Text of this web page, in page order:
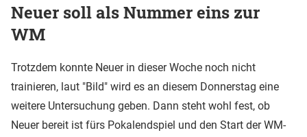
Neuer soll als Nummer eins zur
WM
Trotzdem konnte Neuer in dieser Woche noch nicht
trainieren, laut "Bild" wird es an diesem Donnerstag eine
weitere Untersuchung geben. Dann steht wohl fest, ob
Neuer bereit ist fürs Pokalendspiel und den Start der WM-